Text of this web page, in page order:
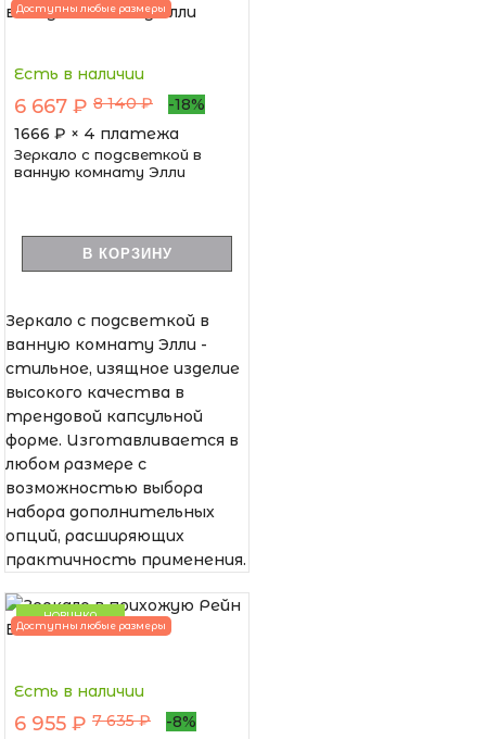
Доступны любые размеры
Есть в наличии
6 667 ₽ 8 140 ₽
-18%
1666 ₽ × 4 платежа
Зеркало с подсветкой в
ванную комнату Элли
В КОРЗИНУ
Зеркало с подсветкой в
ванную комнату Элли -
стильное, изящное изделие
высокого качества в
трендовой капсульной
форме. Изготавливается в
любом размере с
возможностью выбора
набора дополнительных
опций, расширяющих
практичность применения.
НОВИНКА
Доступны любые размеры
Есть в наличии
6 955 ₽ 7 635 ₽
-8%